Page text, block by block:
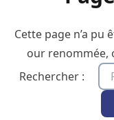
Cette page n’a pu
our renommée,
Rechercher :